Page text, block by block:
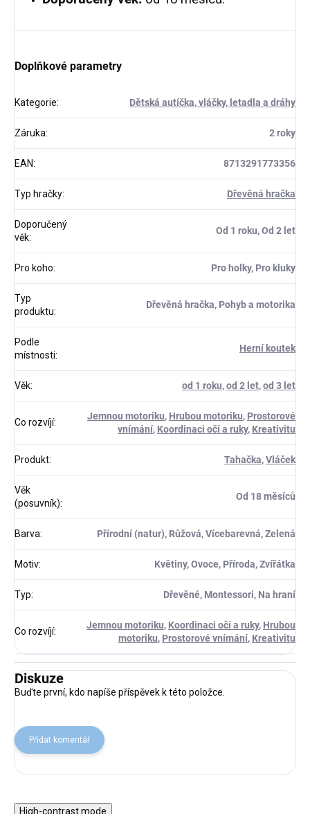
Doplňkové parametry
Kategorie: Dětská autíčka, vláčky, letadla a dráhy
Záruka: 2 roky
EAN: 8713291773356
Typ hračky: Dřevěná hračka
Doporučený
věk:
Od 1 roku, Od 2 let
Pro koho: Pro holky, Pro kluky
Typ
produktu:
Dřevěná hračka, Pohyb a motorika
Podle
místnosti:
Herní koutek
Věk: od 1 roku,od 2 let,od 3 let
Co rozvíjí:
Jemnou motoriku, Hrubou motoriku, Prostorové
vnímání, Koordinaci očí a ruky, Kreativitu
Produkt: Tahačka,Vláček
Věk
(posuvník):
Od 18 měsíců
Barva: Přírodní (natur), Růžová, Vícebarevná, Zelená
Motiv: Květiny, Ovoce, Příroda, Zvířátka
Typ: Dřevěné, Montessori, Na hraní
Co rozvíjí:
Jemnou motoriku, Koordinaci očí a ruky, Hrubou
motoriku, Prostorové vnímání, Kreativitu
Diskuze
Buďte první, kdo napíše příspěvek k této položce.
Přidat komentář
High-contrast mode